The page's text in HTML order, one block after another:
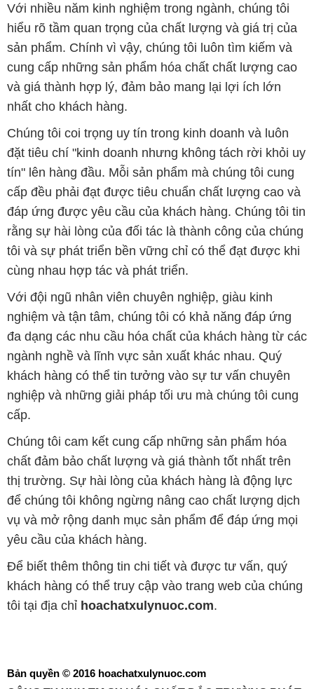
Với nhiều năm kinh nghiệm trong ngành, chúng tôi
hiểu rõ tầm quan trọng của chất lượng và giá trị của
sản phẩm. Chính vì vậy, chúng tôi luôn tìm kiếm và
cung cấp những sản phẩm hóa chất chất lượng cao
và giá thành hợp lý, đảm bảo mang lại lợi ích lớn
nhất cho khách hàng.
Chúng tôi coi trọng uy tín trong kinh doanh và luôn
đặt tiêu chí "kinh doanh nhưng không tách rời khỏi uy
tín" lên hàng đầu. Mỗi sản phẩm mà chúng tôi cung
cấp đều phải đạt được tiêu chuẩn chất lượng cao và
đáp ứng được yêu cầu của khách hàng. Chúng tôi tin
rằng sự hài lòng của đối tác là thành công của chúng
tôi và sự phát triển bền vững chỉ có thể đạt được khi
cùng nhau hợp tác và phát triển.
Với đội ngũ nhân viên chuyên nghiệp, giàu kinh
nghiệm và tận tâm, chúng tôi có khả năng đáp ứng
đa dạng các nhu cầu hóa chất của khách hàng từ các
ngành nghề và lĩnh vực sản xuất khác nhau. Quý
khách hàng có thể tin tưởng vào sự tư vấn chuyên
nghiệp và những giải pháp tối ưu mà chúng tôi cung
cấp.
Chúng tôi cam kết cung cấp những sản phẩm hóa
chất đảm bảo chất lượng và giá thành tốt nhất trên
thị trường. Sự hài lòng của khách hàng là động lực
để chúng tôi không ngừng nâng cao chất lượng dịch
vụ và mở rộng danh mục sản phẩm để đáp ứng mọi
yêu cầu của khách hàng.
Để biết thêm thông tin chi tiết và được tư vấn, quý
khách hàng có thể truy cập vào trang web của chúng
tôi tại địa chỉ hoachatxulynuoc.com.
Bản quyền © 2016 hoachatxulynuoc.com